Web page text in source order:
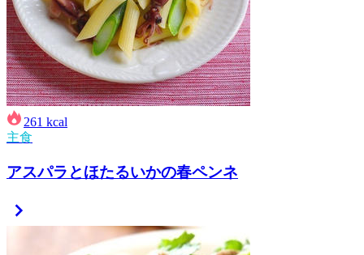
261 kcal
主食
アスパラとほたるいかの春ペンネ